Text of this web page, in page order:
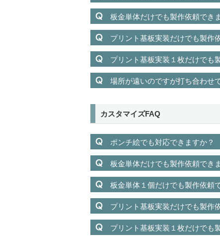
板金単体だけでも製作依頼でき
プリント基板実装だけでも製作
プリント基板実装１枚だけでも
場所が遠いのですが打ち合わせ
カスタマイズFAQ
ポンチ絵でも対応できますか？
板金単体だけでも製作依頼でき
板金単体１個だけでも製作依頼
プリント基板実装だけでも製作
プリント基板実装１枚だけでも